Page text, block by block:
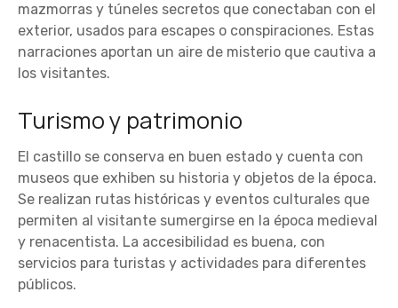
mazmorras y túneles secretos que conectaban con el
exterior, usados para escapes o conspiraciones. Estas
narraciones aportan un aire de misterio que cautiva a
los visitantes.
Turismo y patrimonio
El castillo se conserva en buen estado y cuenta con
museos que exhiben su historia y objetos de la época.
Se realizan rutas históricas y eventos culturales que
permiten al visitante sumergirse en la época medieval
y renacentista. La accesibilidad es buena, con
servicios para turistas y actividades para diferentes
públicos.